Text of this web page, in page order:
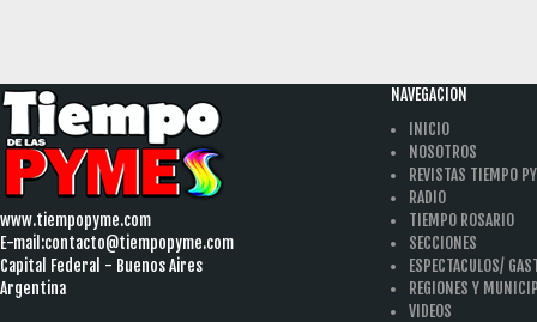
www.tiempopyme.com
E-mail:contacto@tiempopyme.com
Capital Federal - Buenos Aires
Argentina
NAVEGACION
INICIO
NOSOTROS
REVISTAS TIEMPO
RADIO
TIEMPO ROSARIO
SECCIONES
ESPECTACULOS/
REGIONES Y
VIDEOS